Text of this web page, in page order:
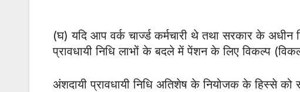
(घ) यदि आप वर्क चार्ज्ड कर्मचारी थे तथा सरकार के अधीन
प्रावधायी निधि लाभों के बदले में पेंशन के लिए विकल्प
अंशदायी प्रावधायी निधि अतिशेष के नियोजक के हिस्से को